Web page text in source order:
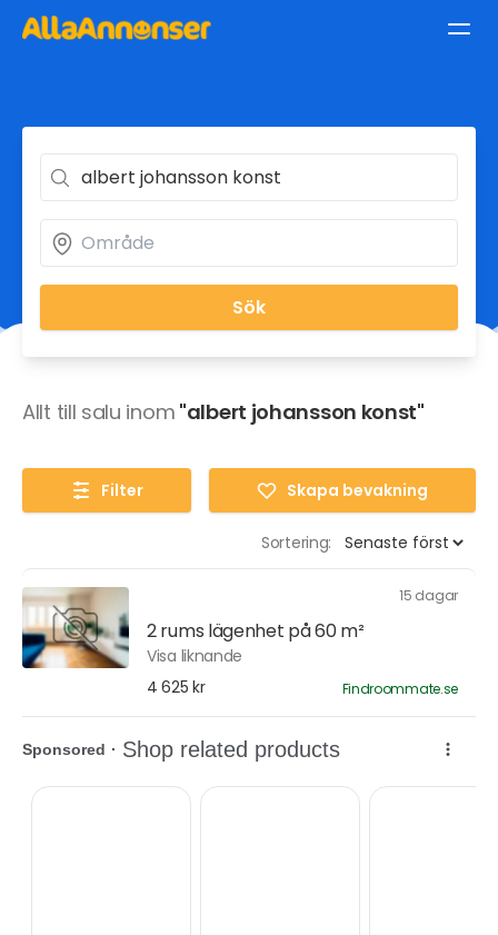
Sök
Allt till salu inom "albert johansson konst"
Filter Skapa bevakning
Sortering:
15 dagar
2 rums lägenhet på 60 m²
Visa liknande
4 625 kr
Findroommate.se